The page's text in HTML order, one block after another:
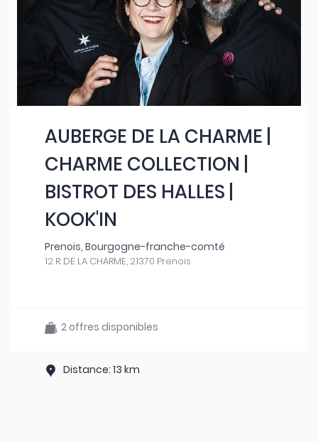
AUBERGE DE LA CHARME |
CHARME COLLECTION |
BISTROT DES HALLES |
KOOK'IN
Prenois, Bourgogne-franche-comté
12 R. DE LA CHARME, 21370 Prenois
2 offres disponibles
Distance: 13 km